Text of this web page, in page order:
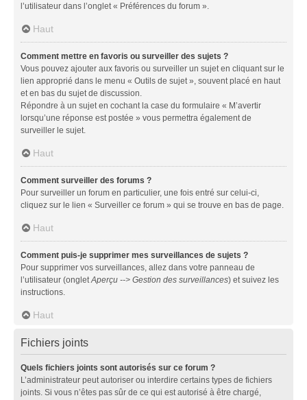
l’utilisateur dans l’onglet « Préférences du forum ».
Haut
Comment mettre en favoris ou surveiller des sujets ?
Vous pouvez ajouter aux favoris ou surveiller un sujet en cliquant sur le
lien approprié dans le menu « Outils de sujet », souvent placé en haut
et en bas du sujet de discussion.
Répondre à un sujet en cochant la case du formulaire « M’avertir
lorsqu’une réponse est postée » vous permettra également de
surveiller le sujet.
Haut
Comment surveiller des forums ?
Pour surveiller un forum en particulier, une fois entré sur celui-ci,
cliquez sur le lien « Surveiller ce forum » qui se trouve en bas de page.
Haut
Comment puis-je supprimer mes surveillances de sujets ?
Pour supprimer vos surveillances, allez dans votre panneau de
l’utilisateur (ongletAperçu --> Gestion des surveillances) et suivez les
instructions.
Haut
Fichiers joints
Quels fichiers joints sont autorisés sur ce forum ?
L’administrateur peut autoriser ou interdire certains types de fichiers
joints. Si vous n’êtes pas sûr de ce qui est autorisé à être chargé,